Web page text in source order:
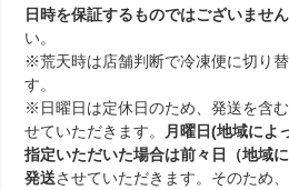
日時を保証するものではございません
い。
※荒天時は店舗判断で冷凍便に切り
す。
※日曜日は定休日のため、発送を含
せていただきます。
月曜日(地域によ
指定いただいた場合は前々日（地域
発送させていただきます。そのため